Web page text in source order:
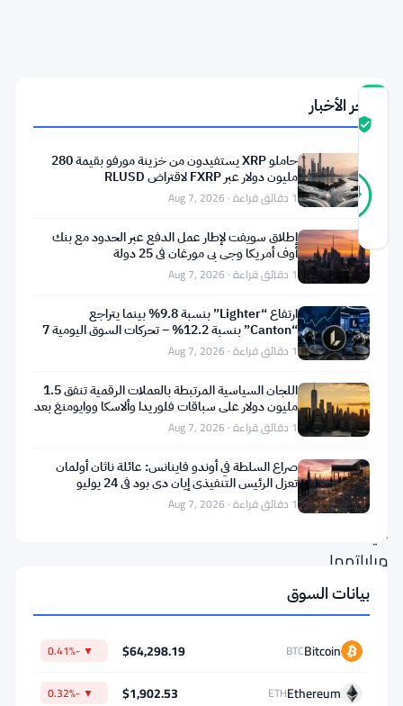
درجة
ثقة
موثّق
94
%
حقيقي
موثّق
36
أرسلت
Coinbase
إشعارًا
للمستخدمين
يفيد
بفوز
على
البرازيل
في
مباراتهما
بكأس
العالم.
المشكلة:
المباراة
آخر الأخبار
حاملو XRP يستفيدون من خزينة مورفو بقيمة 280
مليون دولار عبر FXRP لاقتراض RLUSD
1 دقائق قراءة · Aug 7, 2026
إطلاق سويفت لإطار عمل الدفع عبر الحدود مع بنك
أوف أمريكا وجي بي مورغان في 25 دولة
1 دقائق قراءة · Aug 7, 2026
ارتفاع “Lighter” بنسبة 9.8% بينما يتراجع
“Canton” بنسبة 12.2% – تحركات السوق اليومية 7
أغسطس1 دقائق قراءة · Aug 7, 2026
اللجان السياسية المرتبطة بالعملات الرقمية تنفق 1.5
مليون دولار على سباقات فلوريدا وألاسكا ووايومنغ بعد
تعثر1 دقائق قراءة · Aug 7, 2026
صراع السلطة في أوندو فاينانس: عائلة ناثان أولمان
تعزل الرئيس التنفيذي إيان دي بود في 24 يوليو
1 دقائق قراءة · Aug 7, 2026
بيانات السوق
Bitcoin
BTC
$64,298.19
▼ -0.41%
Ethereum
ETH
$1,902.53
▼ -0.32%